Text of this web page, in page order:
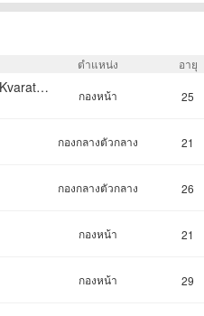
ตำแหน่ง อายุ
Khvicha Kvaratskhelia กองหน้า 25
กองกลางตัวกลาง 21
กองกลางตัวกลาง 26
กองหน้า 21
กองหน้า 29